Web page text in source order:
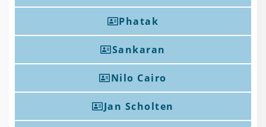
Phatak
Sankaran
Nilo Cairo
Jan Scholten